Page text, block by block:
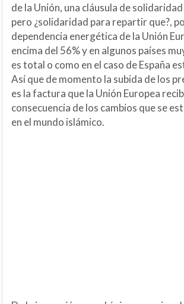
de la Unión, una cláusula de
pero ¿solidaridad para repartir que?,
dependencia energética de la Unión
encima del 56% y en algunos países
es total o como en el caso de España
Así que de momento la subida de los
es la factura que la Unión Europea
consecuencia de los cambios que se
en el mundo islámico.